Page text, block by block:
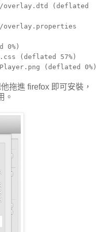
overlay.dtd (deflated
overlay.properties
0%)
(deflated 57%)
(deflated 0%)
拖進 firefox 即可安裝，
。